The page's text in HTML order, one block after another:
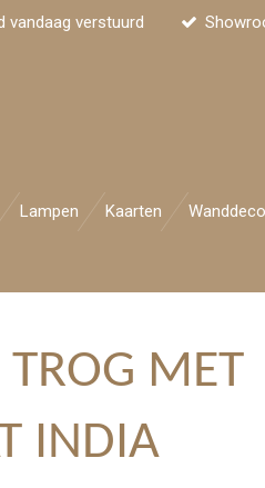
vandaag verstuurd
Lampen Kaarten
MET
INDIA